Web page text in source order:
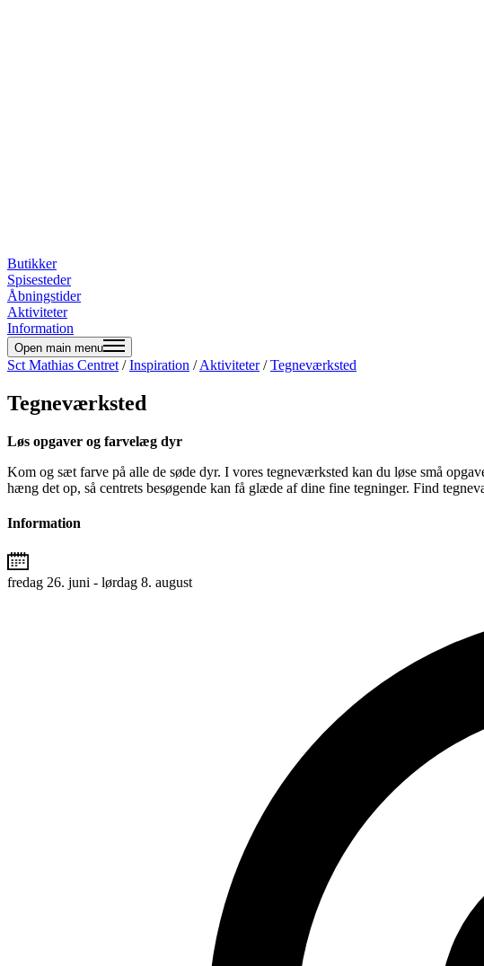
Butikker
Spisesteder
Åbningstider
Aktiviteter
Information
Open main menu
Sct Mathias Centret /Inspiration /Aktiviteter/Tegneværksted
Tegneværksted
Løs opgaver og farvelæg dyr
Kom og sæt farve på alle de søde dyr. I vores tegneværksted kan du løse små
hæng det op, så centrets besøgende kan få glæde af dine fine tegninger. Find
Information
fredag 26. juni - lørdag 8. august